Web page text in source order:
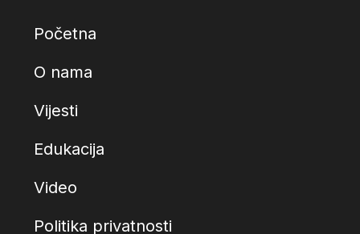
Početna
O nama
Vijesti
Edukacija
Video
Politika privatnosti